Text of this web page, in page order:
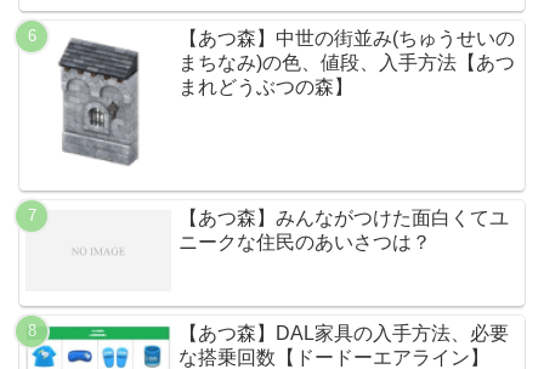
【あつ森】中世の街並み(ちゅうせいの
まちなみ)の色、値段、入手方法【あつ
まれどうぶつの森】
【あつ森】みんながつけた面白くてユ
ニークな住民のあいさつは？
【あつ森】DAL家具の入手方法、必要
な搭乗回数【ドードーエアライン】